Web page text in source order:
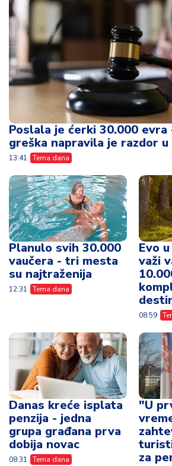
Poslala je ćerki 30.000 evra
greška napravila je razdor
13:41 Tema dana
Planulo svih 30.000
vaučera - tri mesta
su najtraženija
12:31 Tema dana
Evo
važi
08:59
Danas kreće isplata
penzija - jedna
grupa građana prva
dobija novac
08:31 Tema dana
"U
za